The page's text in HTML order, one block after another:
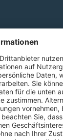
SEITEN